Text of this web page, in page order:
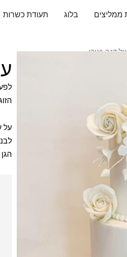
ממליצים בלוג תעודת כשרות
דנה ואורי
על